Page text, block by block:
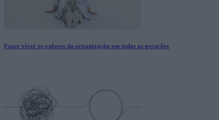
Fazer viver os valores da organização em todas as gerações